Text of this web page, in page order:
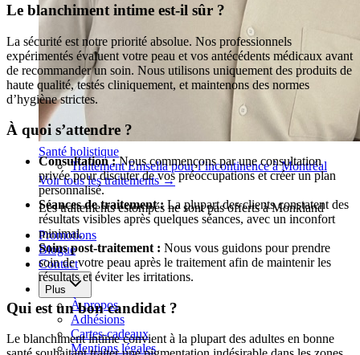
Santé holistique
Traitement Emsella pour l’incontinence à Montréal
Voir tous les traitements→
Les traitements estompés ne sont pas offerts à Monkland
Promotions
Blogue
Contact
Plus
À propos
Adhésions
Cartes-cadeaux
Mentions légales
Le blanchiment intime est-il sûr ?
La sécurité est notre priorité absolue. Nos professionnels
expérimentés évaluent votre peau et vos antécédents médicaux avant
de recommander un soin. Nous utilisons uniquement des produits de
haute qualité, testés cliniquement, et maintenons des normes
d’hygiène strictes.
À quoi s’attendre ?
Consultation :Nous commençons par une consultation
privée pour discuter de vos préoccupations et créer un plan
personnalisé.
Séances de traitement :La plupart des clients constatent des
résultats visibles après quelques séances, avec un inconfort
minimal.
Soins post-traitement : Nous vous guidons pour prendre
soin de votre peau après le traitement afin de maintenir les
résultats et éviter les irritations.
Qui est un bon candidat ?
Le blanchiment intime convient à la plupart des adultes en bonne